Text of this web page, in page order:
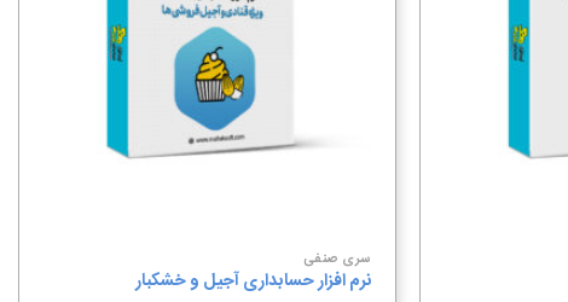
سری صنفی
نرم افزار حسابداری آجیل و خشکبار